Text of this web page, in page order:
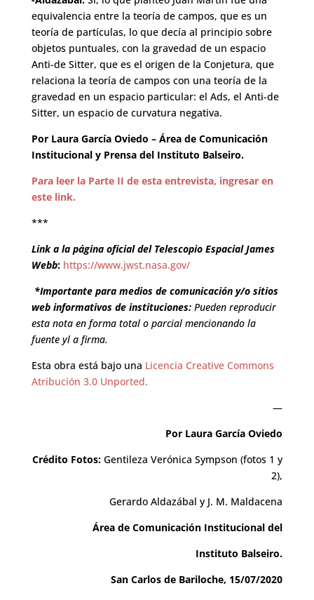
equivalencia entre la teoría de campos, que es un
teoría de partículas, lo que decía al principio sobre
objetos puntuales, con la gravedad de un espacio
Anti-de Sitter, que es el origen de la Conjetura, que
relaciona la teoría de campos con una teoría de la
gravedad en un espacio particular: el Ads, el Anti-de
Sitter, un espacio de curvatura negativa.
Por Laura García Oviedo – Área de Comunicación
Institucional y Prensa del Instituto Balseiro.
Para leer la Parte II de esta entrevista, ingresar en
este link.
***
Link a la página oficial del Telescopio Espacial James
Webb: https://www.jwst.nasa.gov/
*Importante para medios de comunicación y/o sitios
web informativos de instituciones: Pueden reproducir
esta nota en forma total o parcial mencionando la
fuente yl a firma.
Esta obra está bajo una Licencia Creative Commons
Atribución 3.0 Unported.
—
Por Laura García Oviedo
Crédito Fotos:Gentileza Verónica Sympson (fotos 1 y
2),
Gerardo Aldazábal y J. M. Maldacena
Área de Comunicación Institucional del
Instituto Balseiro.
San Carlos de Bariloche, 15/07/2020